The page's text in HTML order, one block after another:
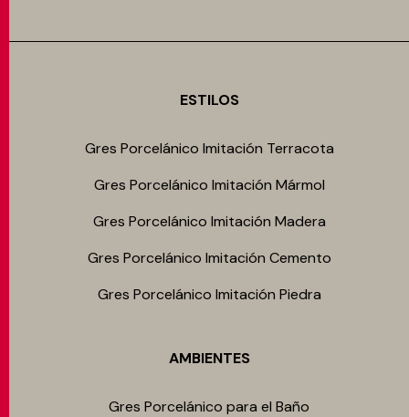
ESTILOS
Gres Porcelánico Imitación Terracota
Gres Porcelánico Imitación Mármol
Gres Porcelánico Imitación Madera
Gres Porcelánico Imitación Cemento
Gres Porcelánico Imitación Piedra
AMBIENTES
Gres Porcelánico para el Baño